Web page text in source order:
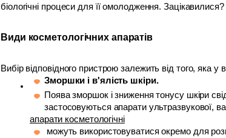
біологічні процеси для її омолодження.
Види косметологічних апаратів
Вибір відповідного пристрою залежить від того, яка у
Зморшки і в'ялість шкіри.
Поява зморшок і зниження тонусу шкіри
застосовуються апарати ультразвукової,
апарати косметологічні